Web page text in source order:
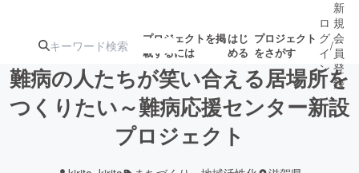
プロジェクトを掲
載するには
はじ
める
プロジェクト
をさがす
注目の新着プロ募集終了が近いプ
ロ
グ
イ
ン
/
新
規
会
員
登
録
難病の人たちが笑い合える居場所を
つくりたい～難病応援センター新設
プロジェクト